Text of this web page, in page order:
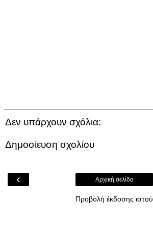
Δεν υπάρχουν σχόλια:
Δημοσίευση σχολίου
‹ Αρχική σελίδα
Προβολή έκδοσης ιστού